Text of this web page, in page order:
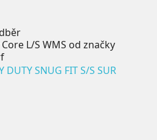
Core L/S WMS od značky